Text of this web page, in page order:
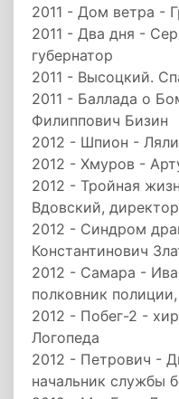
2011 - Дом ветра -
2011 - Два дня -
губернатор
2011 - Высоцкий.
2011 - Баллада о
Филиппович Бизин
2012 - Шпион -
2012 - Хмуров -
2012 - Тройная
Вдовский,
2012 - Синдром
Константинович
2012 - Самара -
полковник
2012 - Побег-2 -
Логопеда
2012 - Петрович -
начальник службы